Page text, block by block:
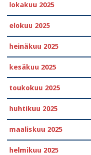
lokakuu 2025
elokuu 2025
heinäkuu 2025
kesäkuu 2025
toukokuu 2025
huhtikuu 2025
maaliskuu 2025
helmikuu 2025